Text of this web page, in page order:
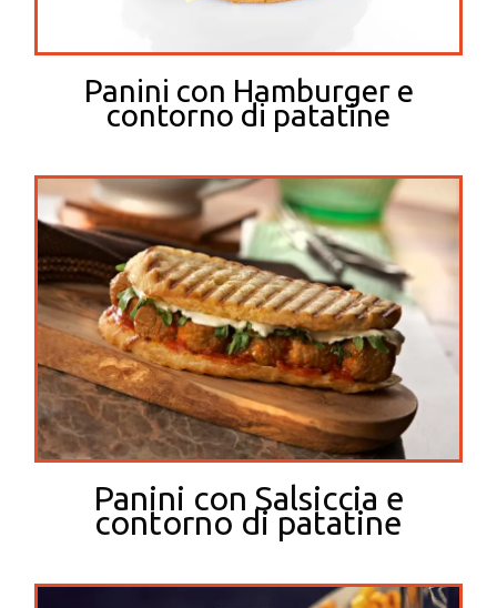
Panini con Hamburger e
contorno di patatine
Panini con Salsiccia e
contorno di patatine